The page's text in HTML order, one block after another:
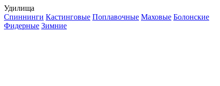
Удилища
Спиннинги Кастинговые Поплавочные Маховые Болонские
Фидерные Зимние